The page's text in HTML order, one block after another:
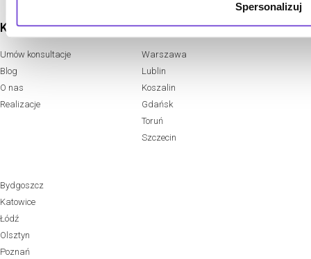
Spersonalizuj
KONTAKT
Umów konsultacje
Blog
O nas
Realizacje
LOKALIZACJE
Warszawa
Lublin
Koszalin
Gdańsk
Toruń
Szczecin
Bydgoszcz
Katowice
Łódź
Olsztyn
Poznań